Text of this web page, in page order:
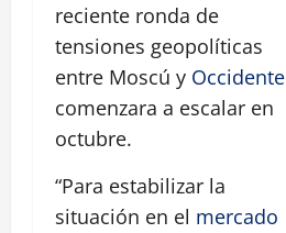
reciente ronda de
tensiones geopolíticas
entre Moscú y Occidente
comenzara a escalar en
octubre.
“Para estabilizar la
situación en el mercado